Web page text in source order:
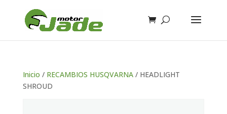
Inicio / RECAMBIOS HUSQVARNA/ HEADLIGHT
SHROUD